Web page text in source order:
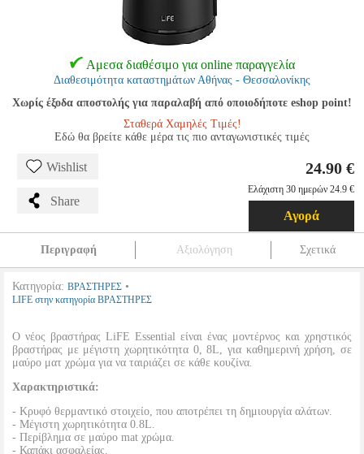
Αμεσα διαθέσιμο για online παραγγελία
Διαθεσιμότητα καταστημάτων Αθήνας - Θεσσαλονίκης
Χωρίς έξοδα αποστολής για παραλαβή από οποιοδήποτε eshop point!
Σταθερά Χαμηλές Τιμές!
Εδώ θα βρείτε κάθε μέρα τις πιο ανταγωνιστικές τιμές
Wishlist
Share
24.90 €
Ελάχιστη 30 ημερών 24.9 €
Αγορά
Περιγραφή Αξιολόγηση Σχετικά
Κατηγορία: ΒΡΑΣΤΗΡΕΣ •
LIFE στην κατηγορία ΒΡΑΣΤΗΡΕΣ
Ο νέος βραστήρας LiFE Essential είναι ένας μοντέρνος και χρηστικός
βραστήρας με μέγιστη χωρητικότητα 0, 8L, για καθημερινή χρήση, σε
μαύρο ματ χρώμα για να ταιριάζει σε κάθε κουζίνα.
Χαρακτηριστικά:
- Κρυφό θερμαντικό στοιχείο, που αποτρέπει τη δημιουργία αλάτων.
- Μέγιστη χωρητικότητα 0.8L.
- Περίβλημα σε μαύρο mat χρώμα.
- Καπάκι ασφαλείας.